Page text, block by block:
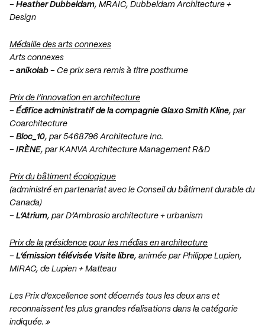
– Heather Dubbeldam, MRAIC, Dubbeldam Architecture +
Design
Médaille des arts connexes
Arts connexes
– anikolab – Ce prix sera remis à titre posthume
Prix de l’innovation en architecture
– Édifice administratif de la compagnie Glaxo Smith Kline, par
Coarchitecture
– Bloc_10, par 5468796 Architecture Inc.
– IRÈNE, par KANVA Architecture Management R&D
Prix du bâtiment écologique
(administré en partenariat avec le Conseil du bâtiment durable du
Canada)
– L’Atrium, par D’Ambrosio architecture + urbanism
Prix de la présidence pour les médias en architecture
– L’émission télévisée Visite libre, animée par Philippe Lupien,
MIRAC, de Lupien + Matteau
Les Prix d’excellence sont décernés tous les deux ans et
reconnaissent les plus grandes réalisations dans la catégorie
indiquée. »